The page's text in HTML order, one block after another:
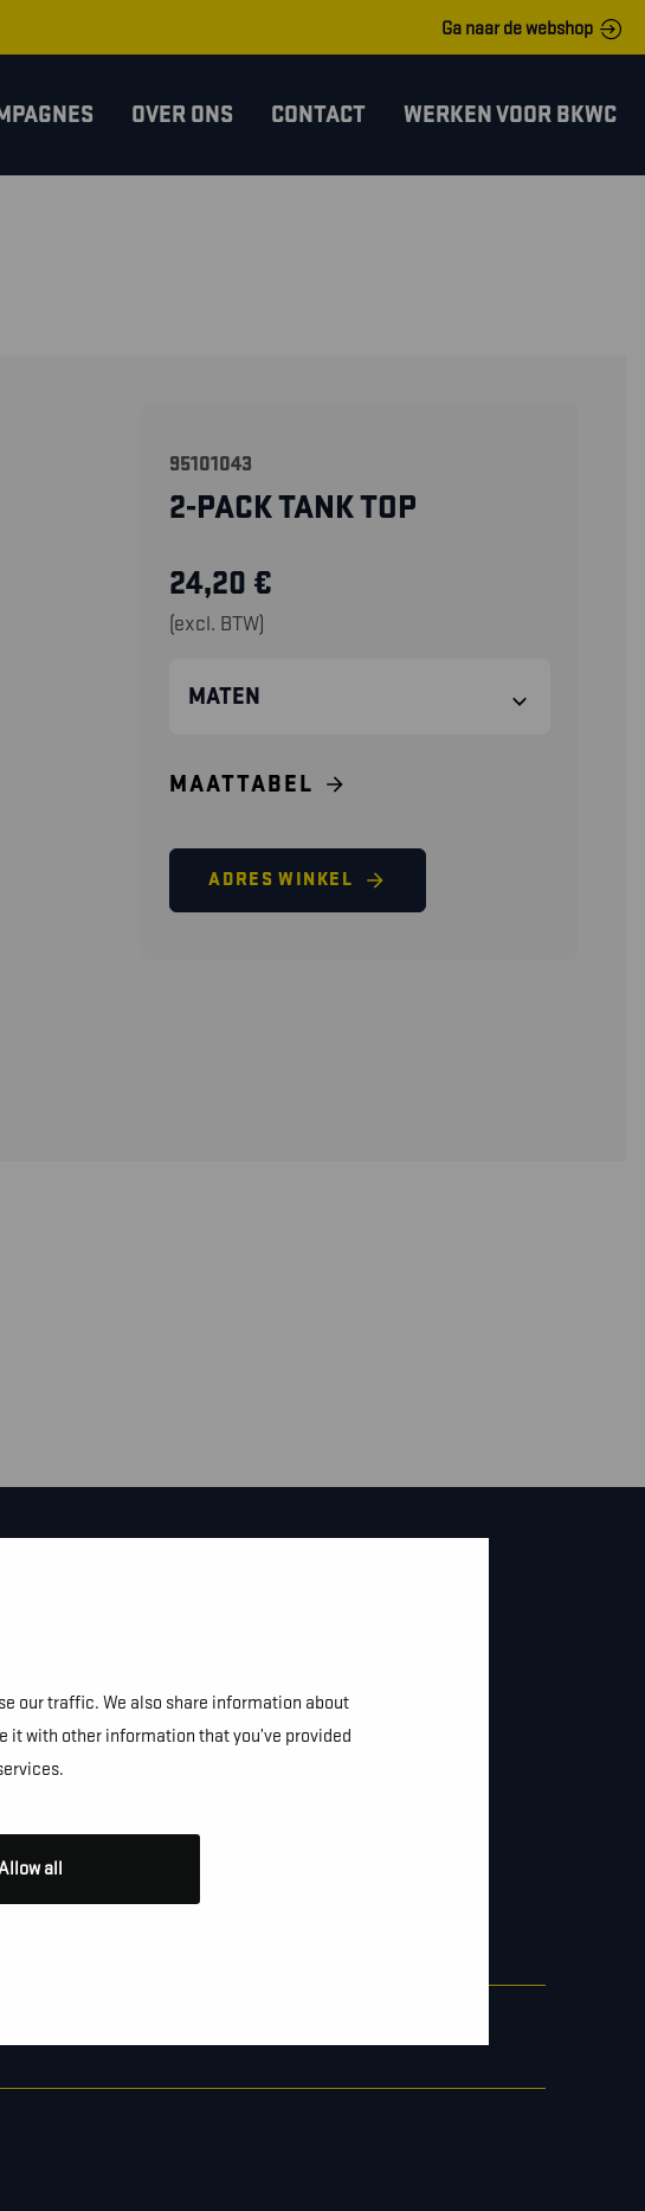
our traffic. We also share information about
with other information that you’ve provided
all
Ga naar de webshop
OVER ONS CONTACT WERKEN VOOR BKWC
95101043
2-PACK TANK TOP
24,20 €
(excl. BTW)
MATEN
MAATTABEL
ADRES WINKEL